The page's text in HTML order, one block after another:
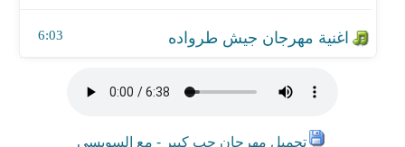
6:03
تحميل مهرجان حب كبير - مع السويسي